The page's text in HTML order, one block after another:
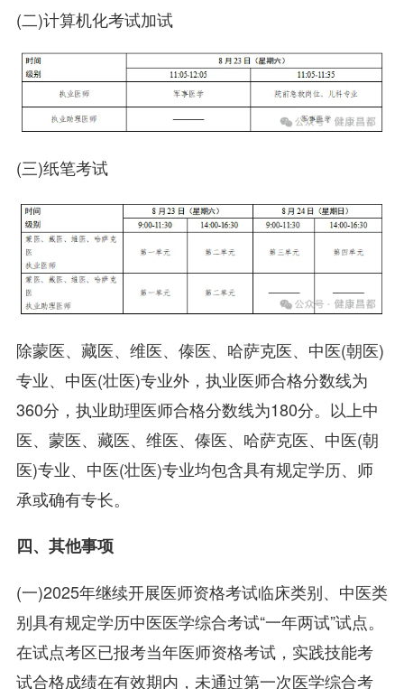
(二)计算机化考试加试
(三)纸笔考试
除蒙医、藏医、维医、傣医、哈萨克医、中医(朝医)
专业、中医(壮医)专业外，执业医师合格分数线为
360分，执业助理医师合格分数线为180分。以上中
医、蒙医、藏医、维医、傣医、哈萨克医、中医(朝
医)专业、中医(壮医)专业均包含具有规定学历、师
承或确有专长。
四、其他事项
(一)2025年继续开展医师资格考试临床类别、中医类
别具有规定学历中医医学综合考试“一年两试”试点。
在试点考区已报考当年医师资格考试，实践技能考
试合格成绩在有效期内，未通过第一次医学综合考